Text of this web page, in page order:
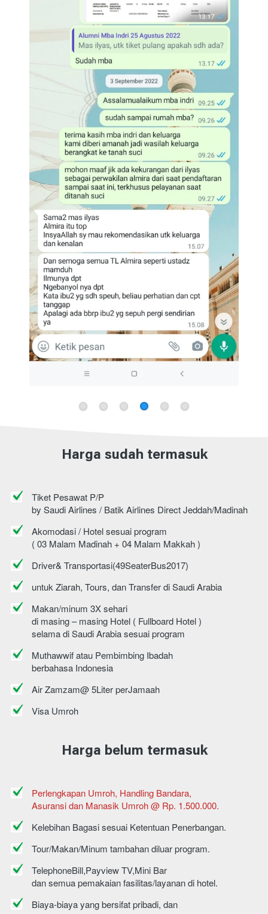
Harga sudah termasuk
Tiket Pesawat P/P
by Saudi Airlines / Batik Airlines Direct Jeddah/Madinah
Akomodasi / Hotel sesuai program
( 03 Malam Madinah + 04 Malam Makkah )
Driver& Transportasi(49SeaterBus2017)
untuk Ziarah, Tours, dan Transfer di Saudi Arabia
Makan/minum 3X sehari
di masing – masing Hotel ( Fullboard Hotel )
selama di Saudi Arabia sesuai program
Muthawwif atau Pembimbing Ibadah
berbahasa Indonesia
Air Zamzam@ 5Liter perJamaah
Visa Umroh
Harga belum termasuk
Perlengkapan Umroh, Handling Bandara,
Asuransi dan Manasik Umroh @ Rp. 1.500.000.
Kelebihan Bagasi sesuai Ketentuan Penerbangan.
Tour/Makan/Minum tambahan diluar program.
TelephoneBill,Payview TV,Mini Bar
dan semua pemakaian fasilitas/layanan di hotel.
Biaya-biaya yang bersifat pribadi, dan